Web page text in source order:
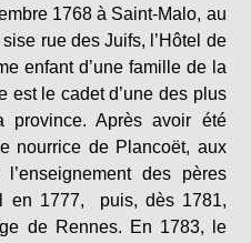
1768 à Saint-Malo, au
rue des Juifs, l’Hôtel de
enfant d’une famille de la
est le cadet d’une des plus
province. Après avoir été
nourrice de Plancoët, aux
des pères
en 1777, puis, dès 1781,
de Rennes. En 1783, le